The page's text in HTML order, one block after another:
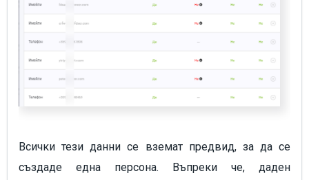
Всички тези данни се вземат предвид, за да се
създаде една персона. Въпреки че, даден